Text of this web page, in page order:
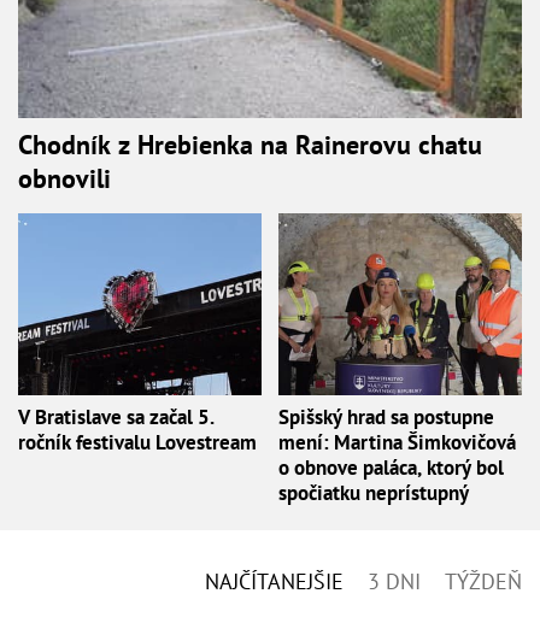
Chodník z Hrebienka na Rainerovu chatu
obnovili
V Bratislave sa začal 5.
ročník festivalu Lovestream
Spišský hrad sa postupne
mení: Martina Šimkovičová
o obnove paláca, ktorý bol
spočiatku neprístupný
NAJČÍTANEJŠIE 3 DNI TÝŽDEŇ